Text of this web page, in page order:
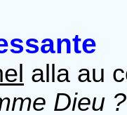
alla au
Dieu ?